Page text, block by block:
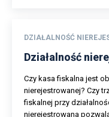
DZIAŁALNOŚĆ
Działalność
Czy kasa fiskalna jest
nierejestrowanej? Czy
fiskalnej przy działalności
nierejestrowana